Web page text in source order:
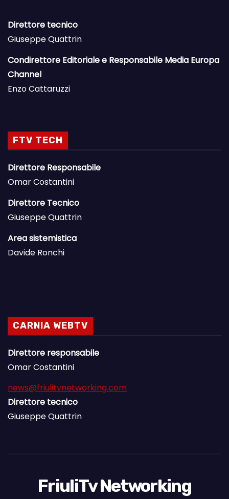
Direttore tecnico
Giuseppe Quattrin
Condirettore Editoriale e Responsabile Media Europa
Channel
Enzo Cattaruzzi
FTV TECH
Direttore Responsabile
Omar Costantini
Direttore Tecnico
Giuseppe Quattrin
Area sistemistica
Davide Ronchi
CARNIA WEBTV
Direttore responsabile
Omar Costantini
news@friulitvnetworking.com
Direttore tecnico
Giuseppe Quattrin
FriuliTv Networking